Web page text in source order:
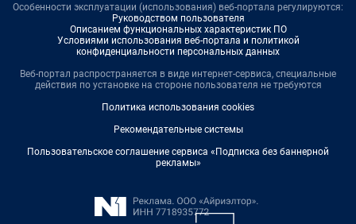
Особенности эксплуатации (использования) веб-портала регулируются:
Руководством пользователя
Описанием функциональных характеристик ПО
Условиями использования веб-портала и политикой
конфиденциальности персональных данных
Веб-портал распространяется в виде интернет-сервиса, специальные
действия по установке на стороне пользователя не требуются
Политика использования cookies
Рекомендательные системы
Пользовательское соглашение сервиса «Подписка без баннерной
рекламы»